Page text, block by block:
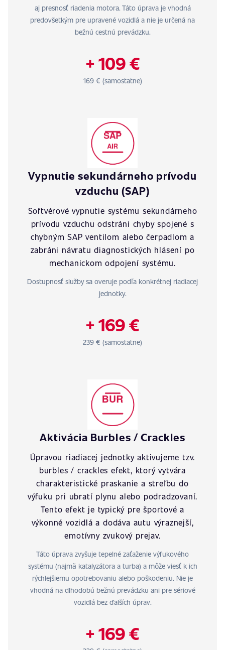
aj presnosť riadenia motora. Táto úprava je vhodná
predovšetkým pre upravené vozidlá a nie je určená na
bežnú cestnú prevádzku.
+ 109 €
169 € (samostatne)
Vypnutie sekundárneho prívodu
vzduchu (SAP)
Softvérové vypnutie systému sekundárneho
prívodu vzduchu odstráni chyby spojené s
chybným SAP ventilom alebo čerpadlom a
zabráni návratu diagnostických hlásení po
mechanickom odpojení systému.
Dostupnosť služby sa overuje podľa konkrétnej riadiacej
jednotky.
+ 169 €
239 € (samostatne)
Aktivácia Burbles / Crackles
Úpravou riadiacej jednotky aktivujeme tzv.
burbles / crackles efekt, ktorý vytvára
charakteristické praskanie a streľbu do
výfuku pri ubratí plynu alebo podradzovaní.
Tento efekt je typický pre športové a
výkonné vozidlá a dodáva autu výraznejší,
emotívny zvukový prejav.
Táto úprava zvyšuje tepelné zaťaženie výfukového
systému (najmä katalyzátora a turba) a môže viesť k ich
rýchlejšiemu opotrebovaniu alebo poškodeniu. Nie je
vhodná na dlhodobú bežnú prevádzku ani pre sériové
vozidlá bez ďalších úprav.
+ 169 €